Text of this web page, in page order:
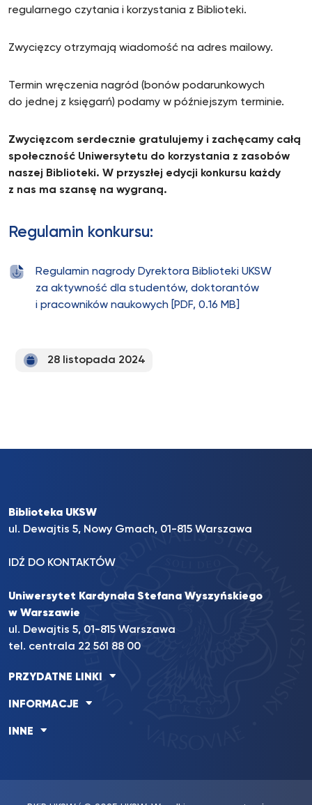
regularnego czytania i korzystania z Biblioteki.
Zwycięzcy otrzymają wiadomość na adres mailowy.
Termin wręczenia nagród (bonów podarunkowych
do jednej z księgarń) podamy w późniejszym terminie.
Zwycięzcom serdecznie gratulujemy i zachęcamy całą
społeczność Uniwersytetu do korzystania z zasobów
naszej Biblioteki. W przyszłej edycji konkursu każdy
z nas ma szansę na wygraną.
Regulamin konkursu:
Regulamin nagrody Dyrektora Biblioteki UKSW
za aktywność dla studentów, doktorantów
i pracowników naukowych [PDF, 0.16 MB]
28 listopada 2024
Biblioteka UKSW
ul. Dewajtis 5, Nowy Gmach, 01-815 Warszawa
IDŹ DO KONTAKTÓW
Uniwersytet Kardynała Stefana Wyszyńskiego
w Warszawie
ul. Dewajtis 5, 01-815 Warszawa
tel. centrala 22 561 88 00
PRZYDATNE LINKI
INFORMACJE
INNE